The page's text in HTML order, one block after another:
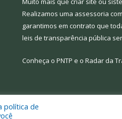
Realizamos uma assessoria
garantimos em contrato que
leis de transparência pública
Conheça o PNTP e o Radar da
do Site
política de